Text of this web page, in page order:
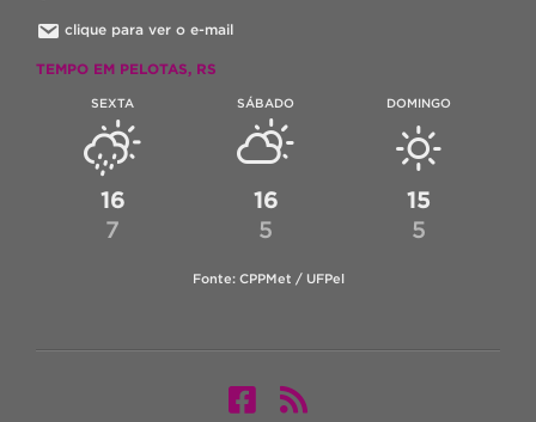
clique para ver o e-mail
TEMPO EM PELOTAS, RS
SEXTA
16
7
SÁBADO
16
5
DOMINGO
15
5
Fonte: CPPMet / UFPel